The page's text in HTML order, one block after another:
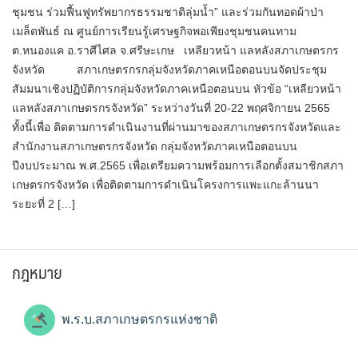
ชุมชน ร่วมฟื้นฟูทรัพยากรธรรมชาติลุ่มน้ำ” และร่วมกันทอดผ้าป่า
เมล็ดพันธ์ ณ ศูนย์การเรียนรู้เศรษฐกิจพอเพียงชุมชนคนทาม
ต.หนองแค อ.ราศีไศล จ.ศรีษะเกษ เหลียวหน้า แลหลังสภาเกษตรกร
จังหวัด สภาเกษตรกรกลุ่มจังหวัดภาคเหนือตอนบนจัดประชุม
สัมมนาเชิงปฏิบัติการกลุ่มจังหวัดภาคเหนือตอนบน หัวข้อ “เหลียวหน้า
แลหลังสภาเกษตรกรจังหวัด” ระหว่างวันที่ 20-22 พฤศจิกายน 2565
ทั้งนี้เพื่อ ติดตามการดำเนินงานที่ผ่านมาของสภาเกษตรกรจังหวัดและ
สำนักงานสภาเกษตรกรจังหวัด กลุ่มจังหวัดภาคเหนือตอนบน
ปีงบประมาณ พ.ศ.2565 เพื่อเตรียมความพร้อมการเลือกตั้งสมาชิกสภา
เกษตรกรจังหวัด เพื่อติดตามการดำเนินโครงการแพะแกะล้านนา
ระยะที่ 2 […]
กฎหมาย
พ.ร.บ.สภาเกษตรกรแห่งชาติ